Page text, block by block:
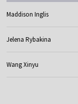
Maddison Inglis
Jelena Rybakina
Wang Xinyu